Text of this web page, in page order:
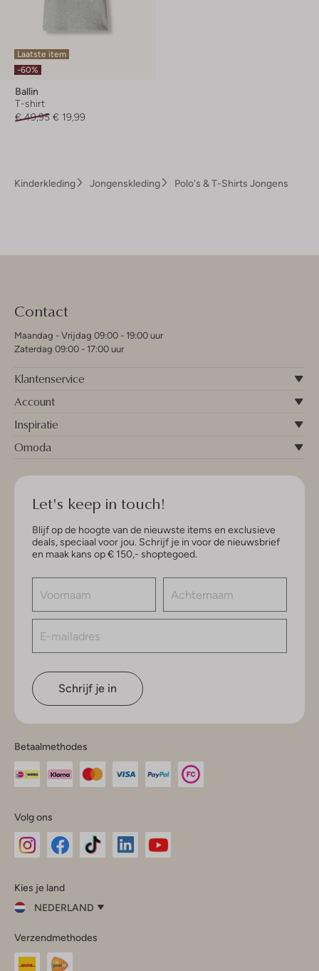
Laatste item
-60%
Ballin
T-shirt
€ 49,95 € 19,99
Kinderkleding Jongenskleding Polo's & T-Shirts Jongens
Contact
Maandag - Vrijdag 09:00 - 19:00 uur
Zaterdag 09:00 - 17:00 uur
Klantenservice
Account
Inspiratie
Omoda
Let's keep in touch!
Blijf op de hoogte van de nieuwste items en exclusieve
deals, speciaal voor jou. Schrijf je in voor de nieuwsbrief
en maak kans op € 150,- shoptegoed.
Schrijf je in
Betaalmethodes
Volg ons
InstagramFacebook
Kies je land
NEDERLAND
je
land
Verzendmethodes